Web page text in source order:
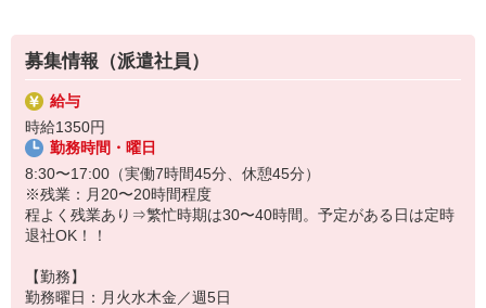
※立ち仕事です
募集情報（派遣社員）
給与
時給1350円
勤務時間・曜日
8:30〜17:00（実働7時間45分、休憩45分）
※残業：月20〜20時間程度
程よく残業あり⇒繁忙時期は30〜40時間。予定がある日は定時
退社OK！！
【勤務】
勤務曜日：月火水木金／週5日